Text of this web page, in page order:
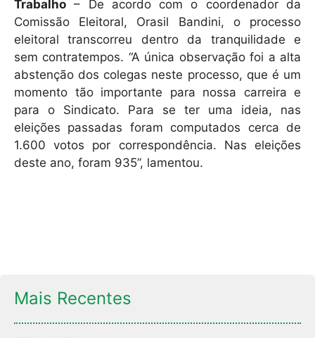
Trabalho – De acordo com o coordenador da
Comissão Eleitoral, Orasil Bandini, o processo
eleitoral transcorreu dentro da tranquilidade e
sem contratempos. “A única observação foi a alta
abstenção dos colegas neste processo, que é um
momento tão importante para nossa carreira e
para o Sindicato. Para se ter uma ideia, nas
eleições passadas foram computados cerca de
1.600 votos por correspondência. Nas eleições
deste ano, foram 935”, lamentou.
Mais Recentes